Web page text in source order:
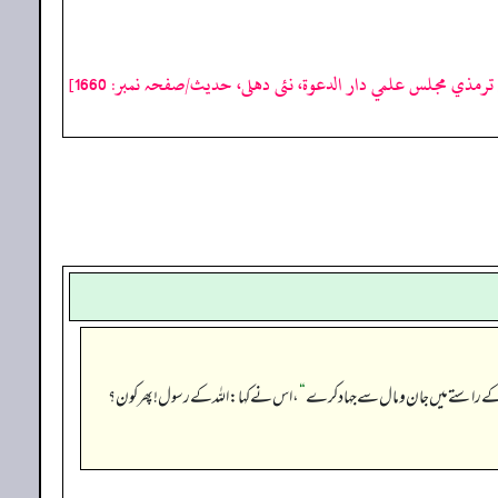
مجلس علمي دار الدعوة، نئى دهلى، حدیث/صفحہ نمبر: 1660]
راستے میں جان و مال سے جہاد کرے“، اس نے کہا: اللہ کے رسول! پھر کون؟